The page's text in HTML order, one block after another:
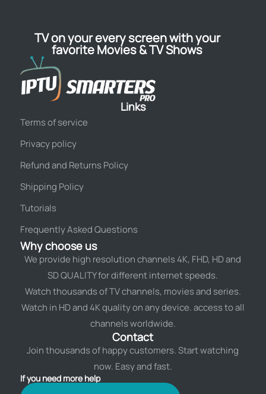
TV on your every screen with your
favorite Movies & TV Shows
Links
Terms of service
Privacy policy
Refund and Returns Policy
Shipping Policy
Tutorials
Frequently Asked Questions
Why choose us
We provide high resolution channels 4K, FHD, HD and
SD QUALITY for different internet speeds.
Watch thousands of TV channels, movies and series.
Watch in HD and 4K quality on any device. access to all
channels worldwide.
Contact
Join thousands of happy customers. Start watching
now. Easy and fast.
If you need more help